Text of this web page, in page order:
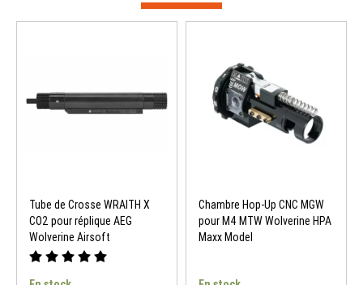
Tube de Crosse WRAITH X
CO2 pour réplique AEG
Wolverine Airsoft
Chambre Hop-Up CNC MGW
pour M4 MTW Wolverine HPA
Maxx Model